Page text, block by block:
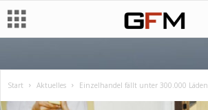
Start Aktuelles Einzelhandel fällt unter 300.000 Läden